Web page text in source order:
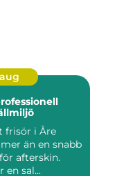
frisör i Åre
än en snabb
afterskin.
en sal...